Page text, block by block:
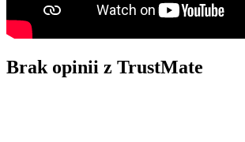
Brak opinii z TrustMate